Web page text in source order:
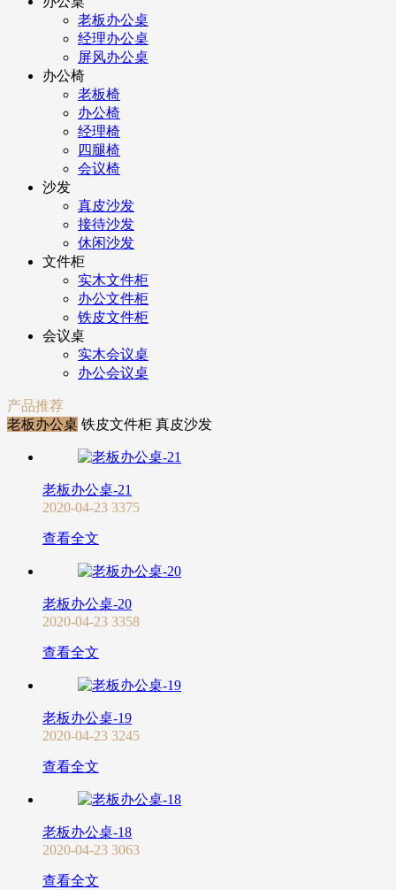
老板办公桌
经理办公桌
屏风办公桌
办公椅
老板椅
办公椅
经理椅
四腿椅
会议椅
沙发
真皮沙发
接待沙发
休闲沙发
文件柜
实木文件柜
办公文件柜
铁皮文件柜
会议桌
实木会议桌
办公会议桌
产品推荐
老板办公桌 铁皮文件柜 真皮沙发
老板办公桌-21
2020-04-23 3375
查看全文
老板办公桌-20
2020-04-23 3358
查看全文
老板办公桌-19
2020-04-23 3245
查看全文
老板办公桌-18
2020-04-23 3063
查看全文